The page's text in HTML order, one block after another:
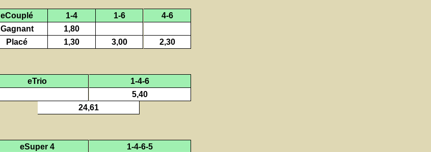
eCouplé 1-4 1-6
4-6
Gagnant
1,80
Placé
1,30 3,00 2,30
eTrio
1-4-6
5,40
24,61
eSuper 4
1-4-6-5